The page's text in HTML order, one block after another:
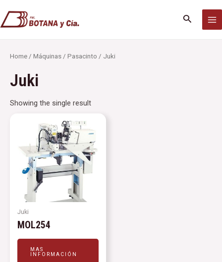
al
contenido
Buscar
Home / Máquinas / Pasacinto / Juki
Juki
Showing the single result
Juki
MOL254
MAS
INFORMACIÓN